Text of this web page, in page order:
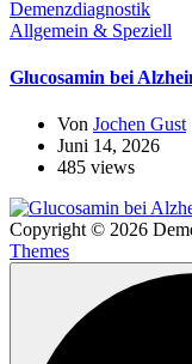
Allgemein & Speziell
Glucosamin bei
Von Jochen Gust
Juni 14, 2026
485 views
Copyright © 2026
Themes